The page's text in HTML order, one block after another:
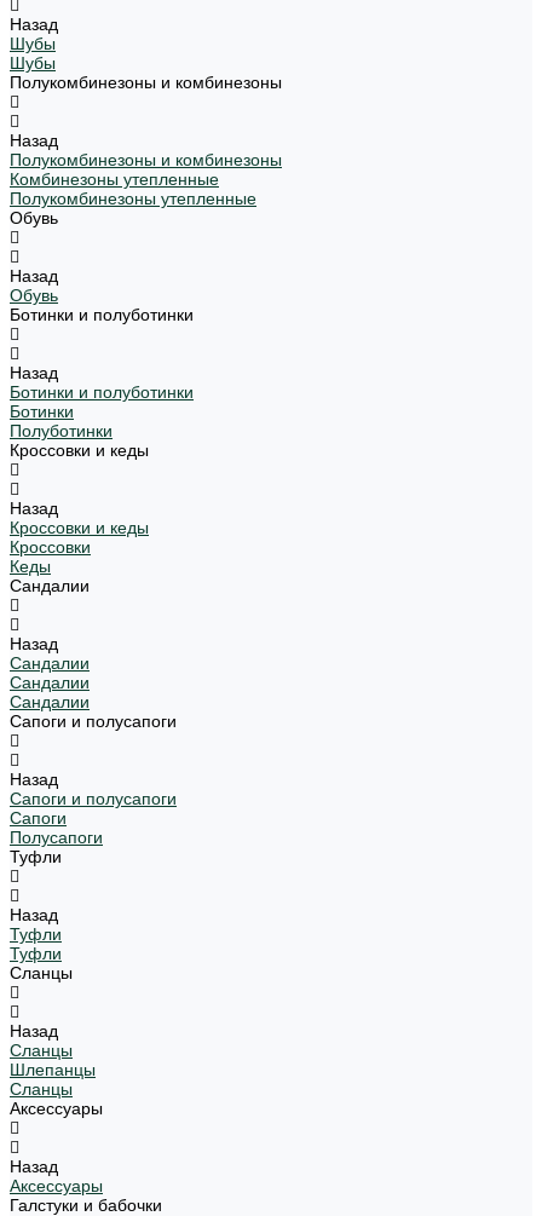
Назад
Шубы
Шубы
Полукомбинезоны и комбинезоны
Назад
Полукомбинезоны и комбинезоны
Комбинезоны утепленные
Полукомбинезоны утепленные
Обувь
Назад
Обувь
Ботинки и полуботинки
Назад
Ботинки и полуботинки
Ботинки
Полуботинки
Кроссовки и кеды
Назад
Кроссовки и кеды
Кроссовки
Кеды
Сандалии
Назад
Сандалии
Сандалии
Сандалии
Сапоги и полусапоги
Назад
Сапоги и полусапоги
Сапоги
Полусапоги
Туфли
Назад
Туфли
Туфли
Сланцы
Назад
Сланцы
Шлепанцы
Сланцы
Аксессуары
Назад
Аксессуары
Галстуки и бабочки